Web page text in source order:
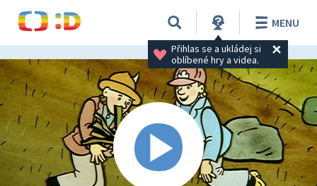
Přihlas se a ukládej si
oblíbené hry a videa.
MENU